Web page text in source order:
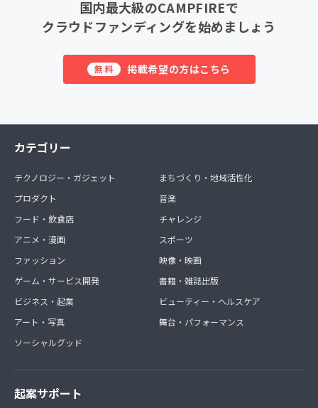
国内最大級のCAMPFIREで
クラウドファンディングを始めましょう
無料 掲載希望の方はこちら
カテゴリー
テクノロジー・ガジェット
プロダクト
フード・飲食店
アニメ・漫画
ファッション
ゲーム・サービス開発
ビジネス・起業
アート・写真
ソーシャルグッド
まちづくり・地域活性化
音楽
チャレンジ
スポーツ
映像・映画
書籍・雑誌出版
ビューティー・ヘルスケア
舞台・パフォーマンス
起案サポート